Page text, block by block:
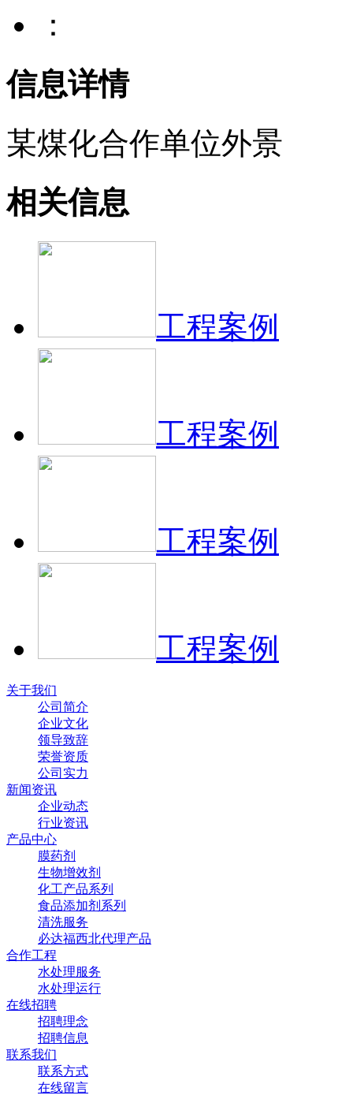
：
信息详情
某煤化合作单位外景
相关信息
工程案例
工程案例
工程案例
工程案例
关于我们
公司简介
企业文化
领导致辞
荣誉资质
公司实力
新闻资讯
企业动态
行业资讯
产品中心
膜药剂
生物增效剂
化工产品系列
食品添加剂系列
清洗服务
必达福西北代理产品
合作工程
水处理服务
水处理运行
在线招聘
招聘理念
招聘信息
联系我们
联系方式
在线留言